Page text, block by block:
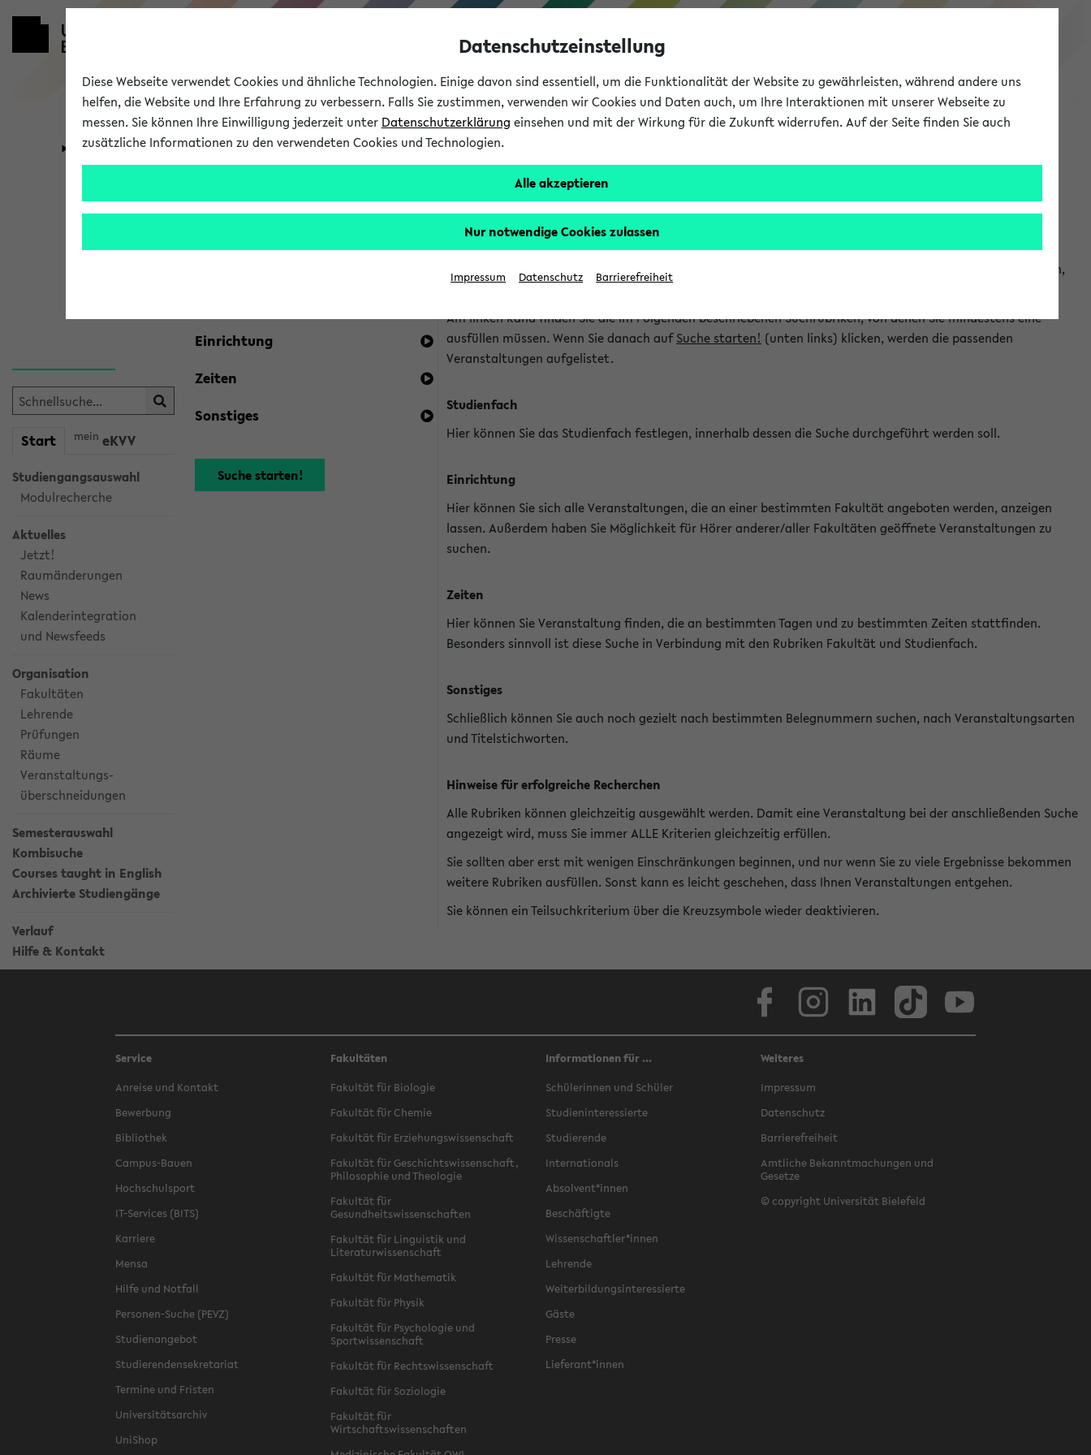
eKVV
Universität Forschung Studium
Start mein eKVV
Studiengangsauswahl
Modulrecherche
Aktuelles
Jetzt!
Raumänderungen
News
Kalenderintegration
und Newsfeeds
Organisation
Fakultäten
Lehrende
Prüfungen
Räume
Veranstaltungs-
überschneidungen
Semesterauswahl
Kombisuche
Courses taught in English
Archivierte Studiengänge
Verlauf
Hilfe & Kontakt
Kombisuche im eKVV
Ihre Suchkriterien:
Einrichtung
Zeiten
Sonstiges
Hinweise zur Kombisuche
Sie können das eKVV nach diversen Kriterien durchsuchen und so gezielt die Veranstaltungen heraussuchen,
die für Sie interessant sind.
Am linken Rand finden Sie die im Folgenden beschriebenen Suchrubriken, von denen Sie mindestens eine
ausfüllen müssen. Wenn Sie danach aufSuche starten! (unten links) klicken, werden die passenden
Veranstaltungen aufgelistet.
Studienfach
Hier können Sie das Studienfach festlegen, innerhalb dessen die Suche durchgeführt werden soll.
Einrichtung
Hier können Sie sich alle Veranstaltungen, die an einer bestimmten Fakultät angeboten werden, anzeigen
lassen. Außerdem haben Sie Möglichkeit für Hörer anderer/aller Fakultäten geöffnete Veranstaltungen zu
suchen.
Zeiten
Hier können Sie Veranstaltung finden, die an bestimmten Tagen und zu bestimmten Zeiten stattfinden.
Besonders sinnvoll ist diese Suche in Verbindung mit den Rubriken Fakultät und Studienfach.
Sonstiges
Schließlich können Sie auch noch gezielt nach bestimmten Belegnummern suchen, nach Veranstaltungsarten
und Titelstichworten.
Hinweise für erfolgreiche Recherchen
Alle Rubriken können gleichzeitig ausgewählt werden. Damit eine Veranstaltung bei der anschließenden Suche
angezeigt wird, muss Sie immer ALLE Kriterien gleichzeitig erfüllen.
Sie sollten aber erst mit wenigen Einschränkungen beginnen, und nur wenn Sie zu viele Ergebnisse bekommen
weitere Rubriken ausfüllen. Sonst kann es leicht geschehen, dass Ihnen Veranstaltungen entgehen.
Sie können ein Teilsuchkriterium über die Kreuzsymbole wieder deaktivieren.
Service
Anreise und Kontakt
Bewerbung
Bibliothek
Campus-Bauen
Hochschulsport
IT-Services (BITS)
Karriere
Mensa
Hilfe und Notfall
Personen-Suche (PEVZ)
Studienangebot
Studierendensekretariat
Termine und Fristen
Universitätsarchiv
UniShop
Fakultäten
Fakultät für Biologie
Fakultät für Chemie
Fakultät für Erziehungswissenschaft
Fakultät für Geschichtswissenschaft,
Philosophie und Theologie
Fakultät für
Gesundheitswissenschaften
Fakultät für Linguistik und
Literaturwissenschaft
Fakultät für Mathematik
Fakultät für Physik
Fakultät für Psychologie und
Sportwissenschaft
Fakultät für Rechtswissenschaft
Fakultät für Soziologie
Fakultät für
Wirtschaftswissenschaften
Informationen für ...
Schülerinnen und Schüler
Studieninteressierte
Studierende
Internationals
Absolvent*innen
Beschäftigte
Wissenschaftler*innen
Lehrende
Weiterbildungsinteressierte
Gäste
Presse
Lieferant*innen
Weiteres
Impressum
Datenschutz
Barrierefreiheit
Amtliche Bekanntmachungen und
Gesetze
© copyright Universität Bielefeld
Datenschutzeinstellung
Diese Webseite verwendet Cookies und ähnliche Technologien. Einige davon sind essentiell, um die Funktionalität der Website zu gewährleisten, während andere uns
helfen, die Website und Ihre Erfahrung zu verbessern. Falls Sie zustimmen, verwenden wir Cookies und Daten auch, um Ihre Interaktionen mit unserer Webseite zu
messen. Sie können Ihre Einwilligung jederzeit unter Datenschutzerklärung einsehen und mit der Wirkung für die Zukunft widerrufen. Auf der Seite finden Sie auch
zusätzliche Informationen zu den verwendeten Cookies und Technologien.
Alle akzeptieren
Nur notwendige Cookies zulassen
Impressum Datenschutz Barrierefreiheit